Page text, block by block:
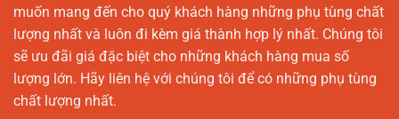
muốn mang đến cho quý khách hàng những phụ tùng chất
lượng nhất và luôn đi kèm giá thành hợp lý nhất. Chúng tôi
sẽ ưu đãi giá đặc biệt cho những khách hàng mua số
lượng lớn. Hãy liên hệ với chúng tôi để có những phụ tùng
chất lượng nhất.